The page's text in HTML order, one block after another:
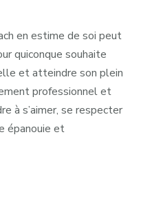
en estime de soi peut
quiconque souhaite
et atteindre son plein
professionnel et
à s’aimer, se respecter
épanouie et